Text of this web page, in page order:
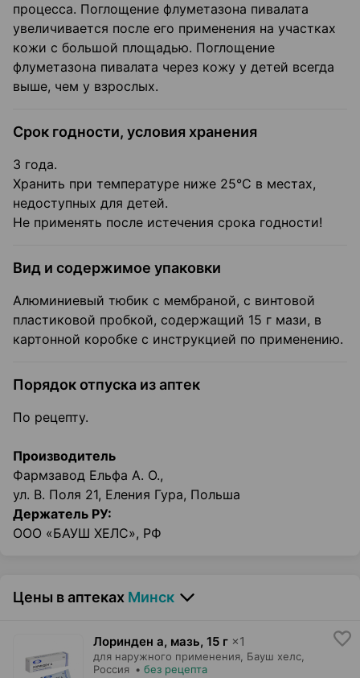
процесса. Поглощение флуметазона пивалата
увеличивается после его применения на участках
кожи с большой площадью. Поглощение
флуметазона пивалата через кожу у детей всегда
выше, чем у взрослых.
Срок годности, условия хранения
3 года.
Хранить при температуре ниже 25°С в местах,
недоступных для детей.
Не применять после истечения срока годности!
Вид и содержимое упаковки
Алюминиевый тюбик с мембраной, с винтовой
пластиковой пробкой, содержащий 15 г мази, в
картонной коробке с инструкцией по применению.
Порядок отпуска из аптек
По рецепту.
Производитель
Фармзавод Ельфа А. О.,
ул. В. Поля 21, Еления Гура, Польша
Держатель РУ:
ООО «БАУШ ХЕЛС», РФ
Цены в аптеках Минск
Лоринден а, мазь, 15 г ×1
для наружного применения, Бауш хелс,
Россия • без рецепта